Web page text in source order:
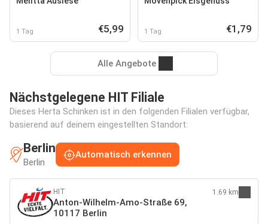
1 Tag €5,99 1 Tag €1,79
Alle Angebote
Nächstgelegene HIT Filiale
Dieses Herta Schinken ist in den folgenden Filialen verfügbar,
basierend auf deinem eingestellten Standort:
Berlin
Berlin
Automatisch erkennen
HIT
Anton-Wilhelm-Amo-Straße 69,
10117 Berlin
1.69 km